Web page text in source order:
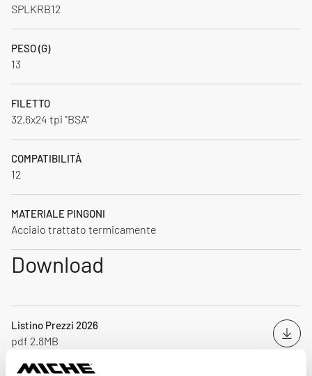
SPLKRB12
PESO (G)
13
FILETTO
32.6x24 tpi "BSA"
COMPATIBILITÀ
12
MATERIALE PINGONI
Acciaio trattato termicamente
Download
Listino Prezzi 2026
pdf 2.8MB